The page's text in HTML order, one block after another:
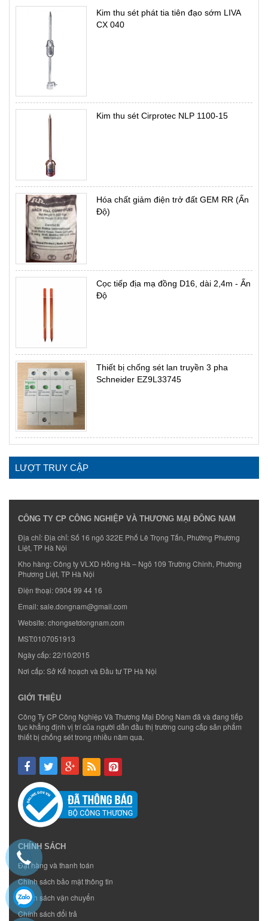
Kim thu sét phát tia tiên đạo sớm LIVA
CX 040
Kim thu sét Cirprotec NLP 1100-15
Hóa chất giảm điện trở đất GEM RR (Ấn
Độ)
Cọc tiếp địa mạ đồng D16, dài 2,4m - Ấn
Độ
Thiết bị chống sét lan truyền 3 pha
Schneider EZ9L33745
LƯỢT TRUY CẬP
CÔNG TY CP CÔNG NGHIỆP VÀ THƯƠNG MẠI ĐÔNG NAM
Địa chỉ: Địa chỉ: Số 16 ngõ 322E Phố Lê Trọng Tấn, Phường Phương
Liệt, TP Hà Nội
Kho hàng: Công ty VLXD Hồng Hà – Ngõ 109 Trường Chinh, Phường
Phương Liệt, TP Hà Nội
Điện thoại:0904 99 44 16
Email:sale.dongnam@gmail.com
Website:chongsetdongnam.com
MST:0107051913
Ngày cấp: 22/10/2015
Nơi cấp: Sở Kế hoạch và Đầu tư TP Hà Nội
GIỚI THIỆU
Công Ty CP Công Nghiệp Và Thương Mại Đông Nam đã và đang tiếp
tục khẳng định vị trí của người dẫn đầu thị trường cung cấp sản phẩm
thiết bị chống sét trong nhiều năm qua.
CHÍNH SÁCH
Đặt hàng và thanh toán
Chính sách bảo mật thông tin
Chính sách vận chuyển
Chính sách đổi trả